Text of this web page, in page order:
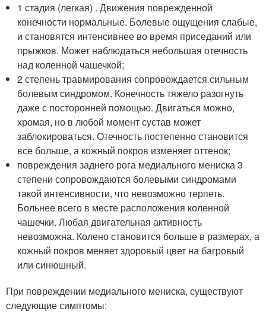
1 стадия (легкая) . Движения поврежденной
конечности нормальные. Болевые ощущения слабые,
и становятся интенсивнее во время приседаний или
прыжков. Может наблюдаться небольшая отечность
над коленной чашечкой;
2 степень травмирования сопровождается сильным
болевым синдромом. Конечность тяжело разогнуть
даже с посторонней помощью. Двигаться можно,
хромая, но в любой момент сустав может
заблокироваться. Отечность постепенно становится
все больше, а кожный покров изменяет оттенок;
повреждения заднего рога медиального мениска 3
степени сопровождаются болевыми синдромами
такой интенсивности, что невозможно терпеть.
Больнее всего в месте расположения коленной
чашечки. Любая двигательная активность
невозможна. Колено становится больше в размерах, а
кожный покров меняет здоровый цвет на багровый
или синюшный.
При повреждении медиального мениска, существуют
следующие симптомы: